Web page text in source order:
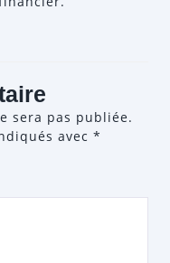
sera pas publiée.
avec *